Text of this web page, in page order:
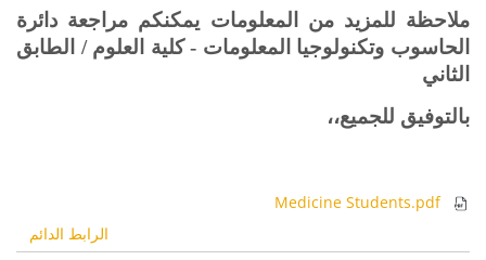
ملاحظة للمزيد من المعلومات يمكنكم مراجعة دائرة
الحاسوب وتكنولوجيا المعلومات - كلية العلوم / الطابق
الثاني
بالتوفيق للجميع،،
Medicine Students.pdf
الرابط الدائم